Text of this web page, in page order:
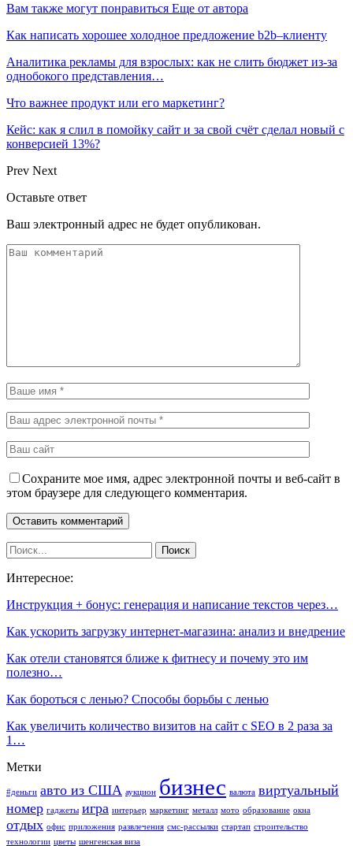
Вам также могут понравиться Еще от автора
Как написать хорошее холодное предложение b2b–клиенту
Аналитика рекламы для взрослых: как не слить бюджет из-за
однобокого представления…
Что важнее продукт или его маркетинг?
Кейс: как я слил в помойку сайт и за свой счёт сделал новый с
конверсией 13%?
Prev Next
Оставьте ответ
Ваш электронный адрес не будет опубликован.
Сохраните мое имя, адрес электронной почты и веб-сайт в
этом браузере для следующего комментария.
Интересное:
Инструкция + бонус: генерация и написание текстов через…
Как ускорить загрузку интернет-магазина: анализ и внедрение
Как отели становятся ближе к фитнесу и почему это им
полезно…
Как бороться с ленью? Способы борьбы с ленью
Как увеличить количество визитов на сайт с SEO в 2 раза за
1…
Метки
#деньги авто из США аукцион бизнес валюта виртуальный
номер гаджеты игра интерьер маркетинг металл мото образование окна
отдых офис приложения развлечения смс-рассылки стартап строительство
технологии цветы шенгенская виза